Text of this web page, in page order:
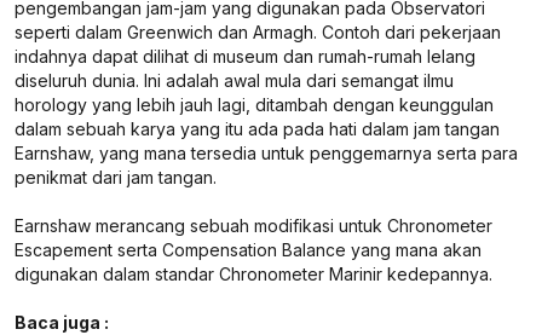
pengembangan jam-jam yang digunakan pada Observatori
seperti dalam Greenwich dan Armagh. Contoh dari pekerjaan
indahnya dapat dilihat di museum dan rumah-rumah lelang
diseluruh dunia. Ini adalah awal mula dari semangat ilmu
horology yang lebih jauh lagi, ditambah dengan keunggulan
dalam sebuah karya yang itu ada pada hati dalam jam tangan
Earnshaw, yang mana tersedia untuk penggemarnya serta para
penikmat dari jam tangan.
Earnshaw merancang sebuah modifikasi untuk Chronometer
Escapement serta Compensation Balance yang mana akan
digunakan dalam standar Chronometer Marinir kedepannya.
Baca juga :